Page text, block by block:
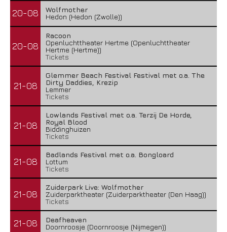
20-08
Wolfmother
Hedon (Hedon (Zwolle))
20-08
Racoon
Openluchttheater Hertme (Openluchttheater
Hertme (Hertme))
Tickets
21-08
Glemmer Beach Festival Festival met o.a. The
Dirty Daddies, Krezip
Lemmer
Tickets
21-08
Lowlands Festival met o.a. Terzij De Horde,
Royal Blood
Biddinghuizen
Tickets
21-08
Badlands Festival met o.a. Bongloard
Lottum
Tickets
21-08
Zuiderpark Live: Wolfmother
Zuiderparktheater (Zuiderparktheater (Den Haag))
Tickets
21-08
Deafheaven
Doornroosje (Doornroosje (Nijmegen))